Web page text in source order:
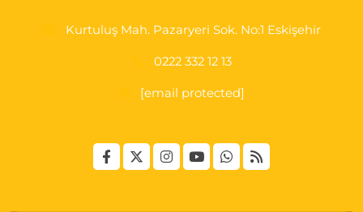
Kurtuluş Mah. Pazaryeri Sok. No:1 Eskişehir
0222 332 12 13
[email protected]